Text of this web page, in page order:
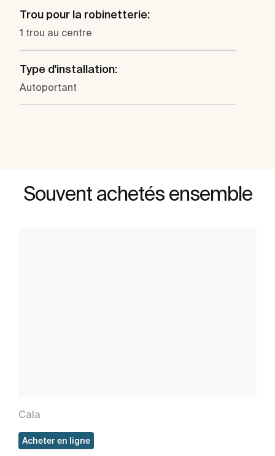
Trou pour la robinetterie:
1 trou au centre
Type d'installation:
Autoportant
Souvent achetés ensemble
Cala
Acheter en ligne